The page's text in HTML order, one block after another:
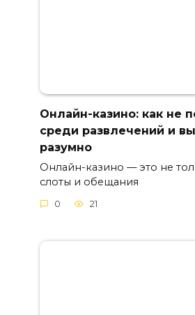
Онлайн-казино: как не
среди развлечений и
разумно
Онлайн-казино — это не
слоты и обещания
0 21